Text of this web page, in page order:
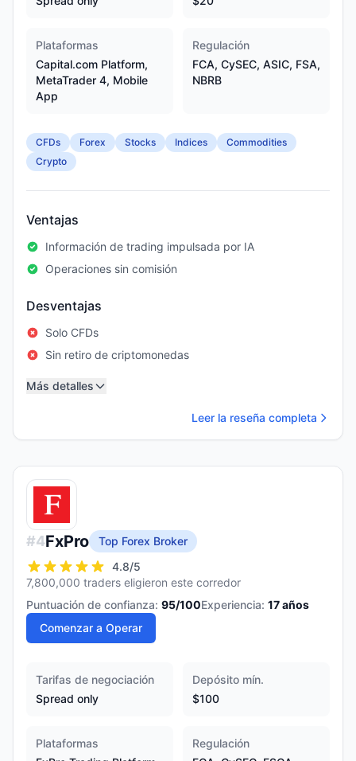
Plataformas
Capital.com Platform,
MetaTrader 4, Mobile
App
Regulación
FCA, CySEC, ASIC, FSA,
NBRB
CFDs Forex Stocks Indices
Commodities
Crypto
Ventajas
Información de trading impulsada por IA
Operaciones sin comisión
Desventajas
Solo CFDs
Sin retiro de criptomonedas
Más detalles
Leer la reseña completa
#4FxPro
Top Forex Broker
4.8/5
7,800,000 traders eligieron este corredor
Puntuación de confianza: 95/100Experiencia: 17años
Comenzar a Operar
Tarifas de negociación
Spread only
Depósito mín.
$100
Plataformas
Regulación